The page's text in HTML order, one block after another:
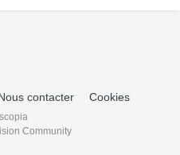
contacter Cookies
Community